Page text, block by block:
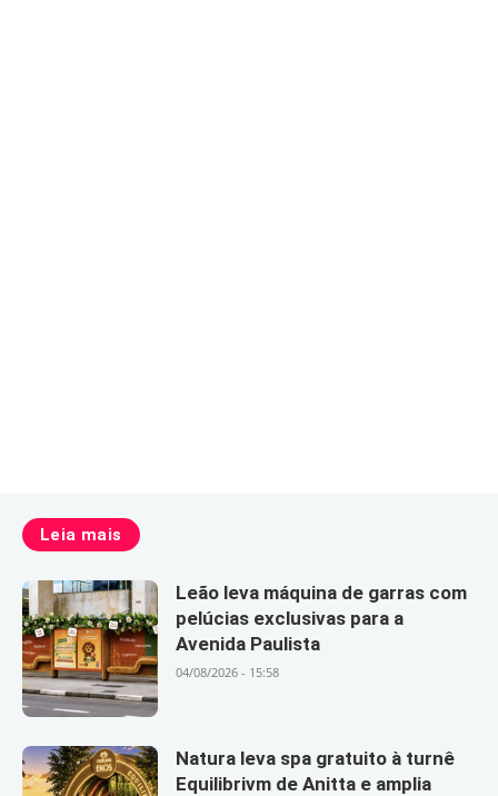
Leia mais
Leão leva máquina de garras com
pelúcias exclusivas para a
Avenida Paulista
04/08/2026 - 15:58
Natura leva spa gratuito à turnê
Equilibrivm de Anitta e amplia